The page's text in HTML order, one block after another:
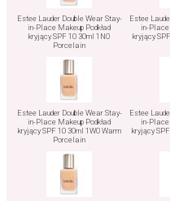
Estee Lauder Double Wear Stay-
in-Place Makeup Podkład
kryjący SPF 10 30ml 1N0
Porcelain
Estee
in-Place
kryjący
Estee Lauder Double Wear Stay-
in-Place Makeup Podkład
kryjący SPF 10 30ml 1W0 Warm
Porcelain
Estee
in-Place
kryjący